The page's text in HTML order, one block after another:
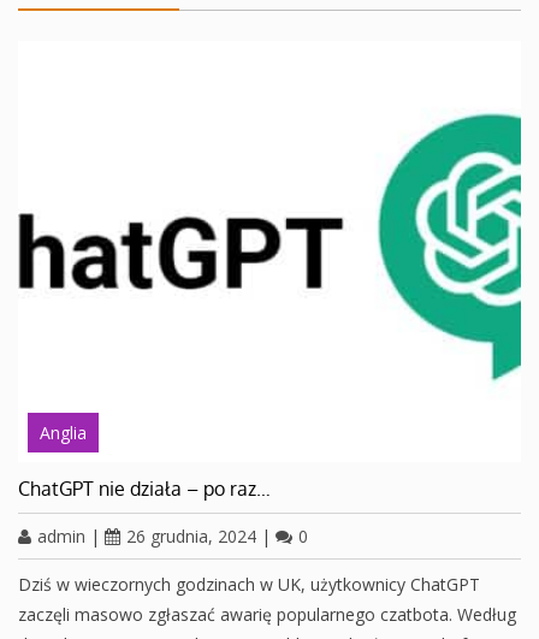
Anglia
ChatGPT nie działa – po raz…
admin | 26 grudnia, 2024 | 0
Dziś w wieczornych godzinach w UK, użytkownicy ChatGPT
zaczęli masowo zgłaszać awarię popularnego czatbota. Według